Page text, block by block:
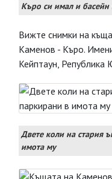
Къро си имал и басейн
Вижте снимки на
Каменов - Къро.
Кейптаун,
Двете коли на стария
имота му